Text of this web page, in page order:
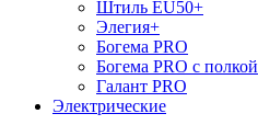
Штиль EU50+
Элегия+
Богема PRO
Богема PRO с полкой
Галант PRO
Электрические